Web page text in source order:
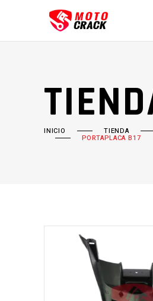
INICIO TIENDA
PORTAPLACA B17